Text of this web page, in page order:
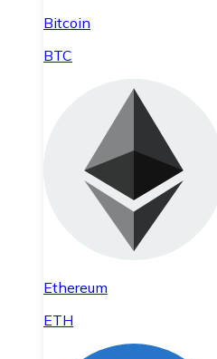
Bitcoin
BTC
Ethereum
ETH